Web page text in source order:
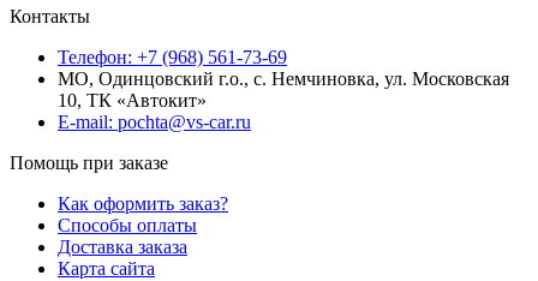
Контакты
Телефон: +7 (968) 561-73-69
МО, Одинцовский г.о., с. Немчиновка, ул. Московская
10, ТК «Автокит»
E-mail: pochta@vs-car.ru
Помощь при заказе
Как оформить заказ?
Способы оплаты
Доставка заказа
Карта сайта